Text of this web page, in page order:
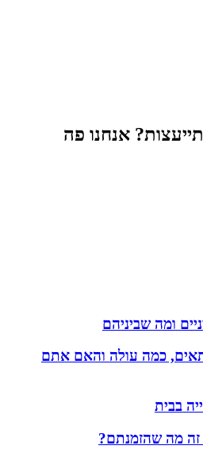
אנחנו פה
ומה שביניהם
כמה עולה והאם אתם
בבית
מה שהזמנתם?